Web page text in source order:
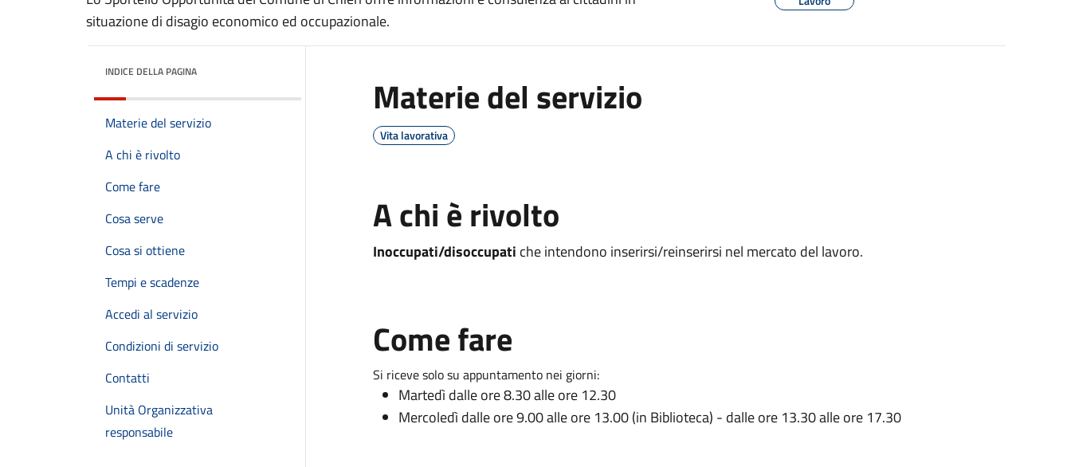
situazione di disagio economico ed occupazionale.
INDICE DELLA PAGINA
Materie del servizio
A chi è rivolto
Come fare
Cosa serve
Cosa si ottiene
Tempi e scadenze
Accedi al servizio
Condizioni di servizio
Contatti
Unità Organizzativa
responsabile
Materie del servizio
Vita lavorativa
A chi è rivolto
Inoccupati/disoccupati che intendono inserirsi/reinserirsi nel mercato del lavoro.
Come fare
Si riceve solo su appuntamento nei giorni:
Martedì dalle ore 8.30 alle ore 12.30
Mercoledì dalle ore 9.00 alle ore 13.00 (in Biblioteca) - dalle ore 13.30 alle ore 17.30